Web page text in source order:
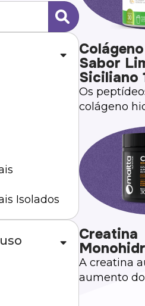
Isolados
Sabor
Siciliano
Os
colágeno
pele.
Creatina
A creatina
aumento